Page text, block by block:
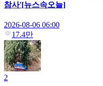
참사'[뉴스속오늘]
2026-08-06 06:00
17.4만
2